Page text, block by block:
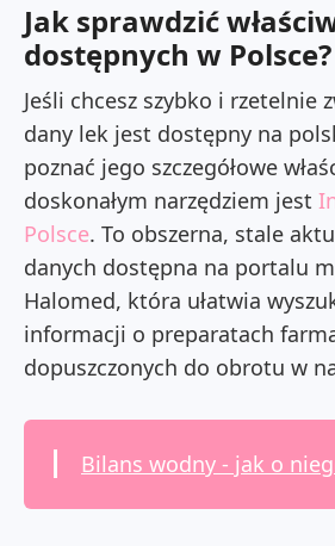
Jak sprawdzić
dostępnych w Polsce?
Jeśli chcesz szybko i rzetelnie
dany lek jest dostępny na
poznać jego szczegółowe
doskonałym narzędziem jest
Polsce. To obszerna, stale
danych dostępna na portalu
Halomed, która ułatwia
informacji o preparatach
dopuszczonych do obrotu w
Bilans wodny - jak o